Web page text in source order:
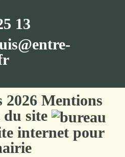
13
2026 Mentions
du site
internet pour